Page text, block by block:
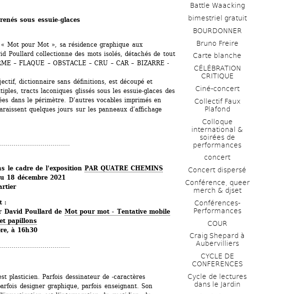
sous essuie-glaces
Mot pour Mot », sa résidence graphique aux
Poullard collectionne des mots isolés, détachés de tout
– FLAQUE – OBSTACLE – CRU – CAR – BIZARRE -
dictionnaire sans définitions, est découpé et
tracts ­laconiques glissés sous les essuie-glaces des
dans le périmètre. D’autres vocables ­imprimés en
quelques jours sur les panneaux d’affichage
le cadre de l'exposition PAR QUATRE CHEMINS
18 décembre 2021
:
David Poullard de Mot pour mot - Tentative mobile
papillons
à 16h30
plasticien. Parfois dessinateur de -caractères
designer graphique, parfois enseignant. Son
Battle Waacking
bimestriel gratuit
BOURDONNER
Bruno Freire
Carte blanche
CÉLÉBRATION
CRITIQUE
Ciné-concert
Collectif Faux
Plafond
Colloque
international &
soirées de
performances
concert
Concert dispersé
Conférence, queer
merch & djset
Conférences-
Performances
COUR
Craig Shepard à
Aubervilliers
CYCLE DE
CONFERENCES
Cycle de lectures
dans le Jardin